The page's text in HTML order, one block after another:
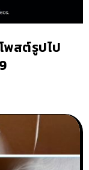
พสต์รูปไป